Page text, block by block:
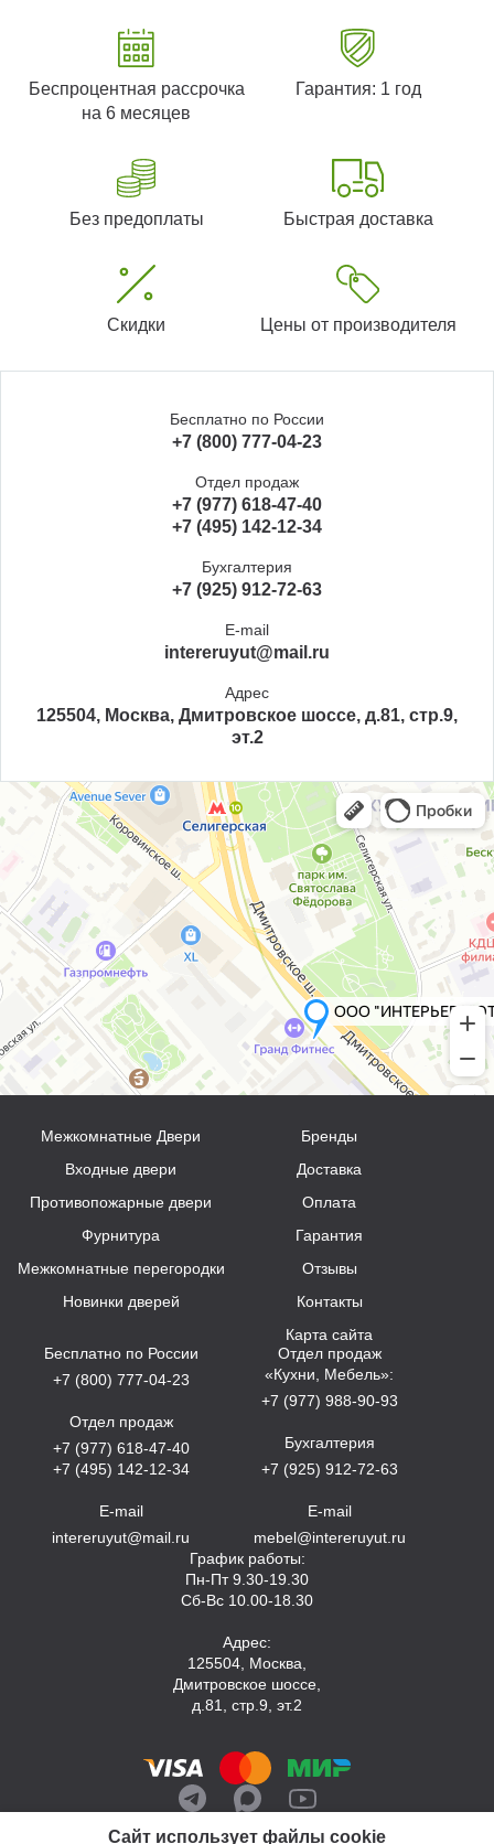
Беспроцентная рассрочка
на 6 месяцев
Гарантия: 1 год
Без предоплаты Быстрая доставка
Скидки Цены от производителя
Бесплатно по России
+7 (800) 777-04-23
Отдел продаж
+7 (977) 618-47-40
+7 (495) 142-12-34
Бухгалтерия
+7 (925) 912-72-63
E-mail
intereruyut@mail.ru
Адрес
125504, Москва, Дмитровское шоссе, д.81, стр.9,
эт.2
Сайт использует файлы cookie
Межкомнатные Двери
Входные двери
Противопожарные двери
Фурнитура
Межкомнатные перегородки
Новинки дверей
Бренды
Доставка
Оплата
Гарантия
Отзывы
Контакты
Карта сайта
Бесплатно по России
+7 (800) 777-04-23
Отдел продаж
+7 (977) 618-47-40
+7 (495) 142-12-34
E-mail
intereruyut@mail.ru
Отдел продаж
«Кухни, Мебель»:
+7 (977) 988-90-93
Бухгалтерия
+7 (925) 912-72-63
E-mail
mebel@intereruyut.ru
График работы:
Пн-Пт 9.30-19.30
Сб-Вс 10.00-18.30
Адрес:
125504, Москва,
Дмитровское шоссе,
д.81, стр.9, эт.2